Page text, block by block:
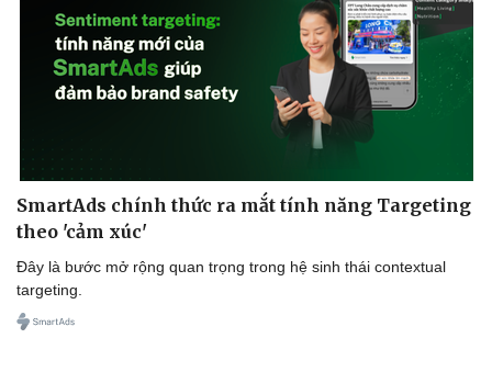
SmartAds chính thức ra mắt tính năng Targeting
theo 'cảm xúc'
Đây là bước mở rộng quan trọng trong hệ sinh thái contextual
targeting.